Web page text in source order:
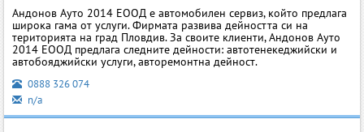
Андонов Ауто 2014 ЕООД е автомобилен сервиз, който предлага
широка гама от услуги. Фирмата развива дейността си на
територията на град Пловдив. За своите клиенти, Андонов Ауто
2014 ЕООД предлага следните дейности: автотенекеджийски и
автобояджийски услуги, авторемонтна дейност.
0888 326 074
n/a